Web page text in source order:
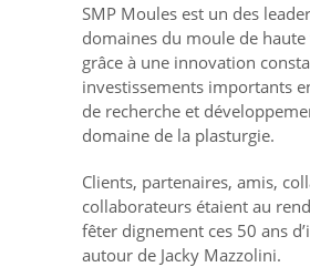
SMP Moules est un des
domaines du moule de
grâce à une innovation
investissements importants
de recherche et
domaine de la plasturgie.
Clients, partenaires, amis,
collaborateurs étaient au
fêter dignement ces 50 ans
autour de Jacky Mazzolini.